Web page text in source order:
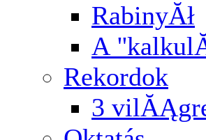
RabinyĂł
A
Rekordok
3